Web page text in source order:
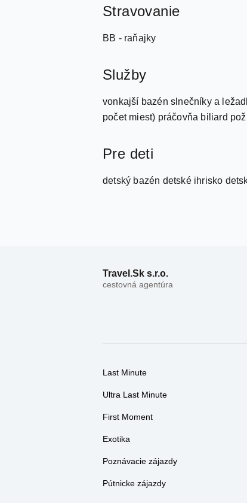
Stravovanie
BB - raňajky
Služby
vonkajší bazén slnečníky a
počet miest) práčovňa biliard
Pre deti
detský bazén detské ihrisko
Travel.Sk s.r.o.
cestovná agentúra
Last Minute
Ultra Last Minute
First Moment
Exotika
Poznávacie zájazdy
Pútnicke zájazdy